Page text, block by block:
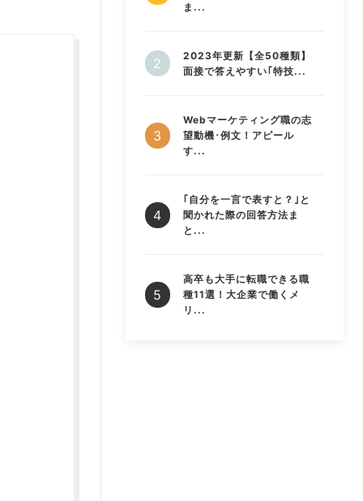
ま...
2023年更新【全50種類】
面接で答えやすい｢特技...
Webマーケティング職の志
望動機･例文！アピール
す...
｢自分を一言で表すと？｣と
聞かれた際の回答方法ま
と...
高卒も大手に転職できる職
種11選！大企業で働くメ
リ...